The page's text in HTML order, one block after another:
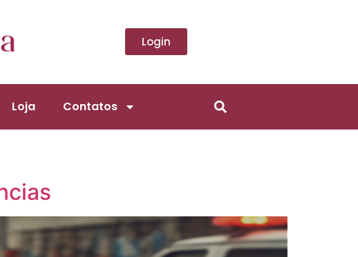
Login
Loja Contatos